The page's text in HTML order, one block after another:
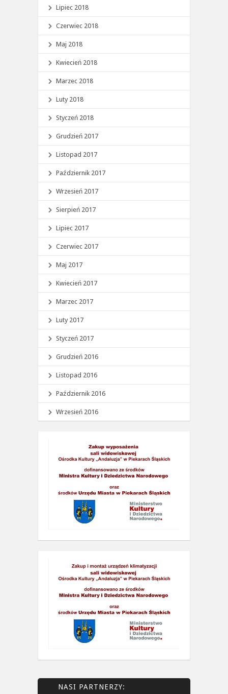
Lipiec 2018
Czerwiec 2018
Maj 2018
Kwiecień 2018
Marzec 2018
Luty 2018
Styczeń 2018
Grudzień 2017
Listopad 2017
Październik 2017
Wrzesień 2017
Sierpień 2017
Lipiec 2017
Czerwiec 2017
Maj 2017
Kwiecień 2017
Marzec 2017
Luty 2017
Styczeń 2017
Grudzień 2016
Listopad 2016
Październik 2016
Wrzesień 2016
NASI PARTNERZY: